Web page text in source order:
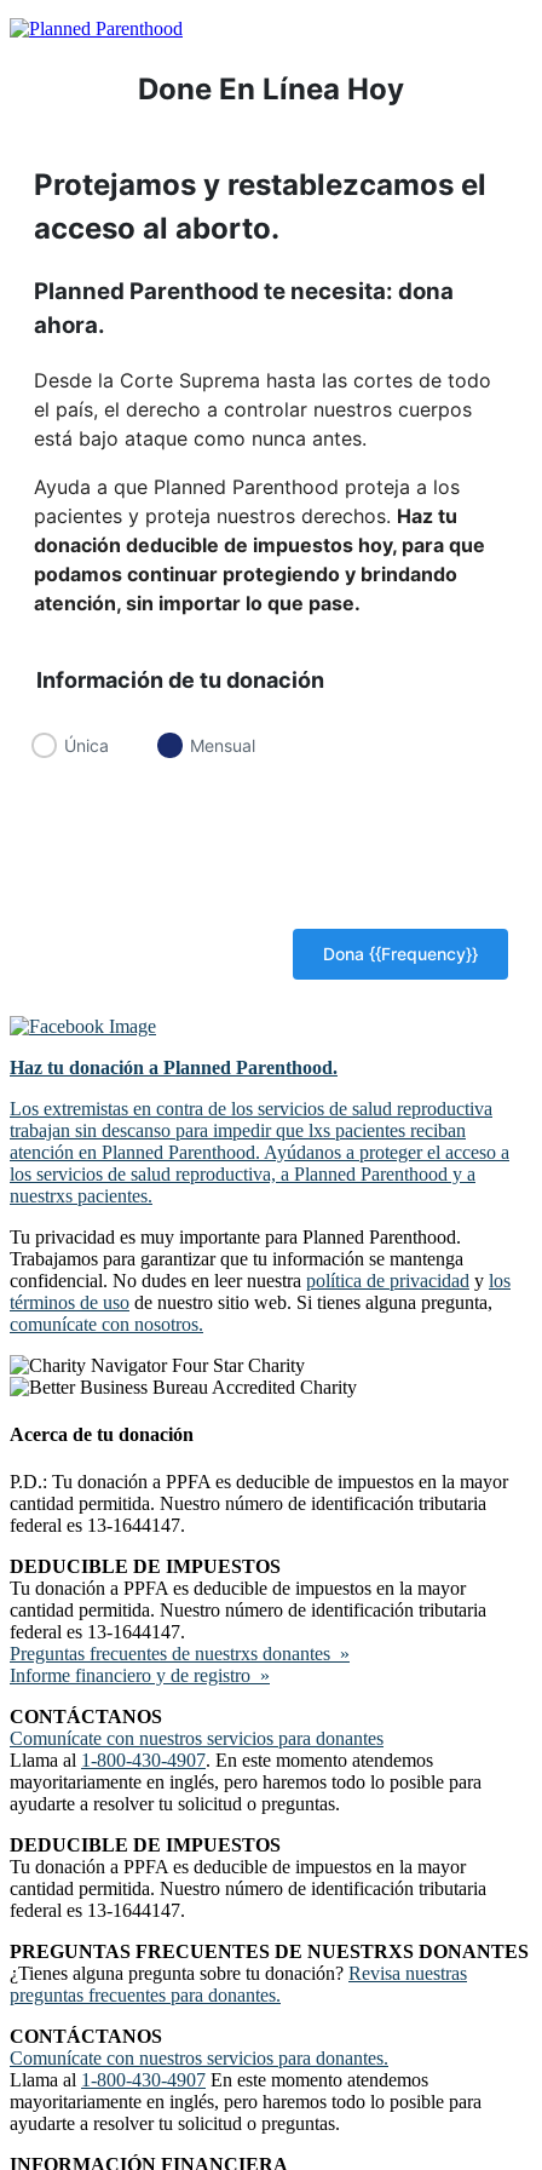
Done En Línea Hoy
Protejamos y restablezcamos el
acceso al aborto.
Planned Parenthood te necesita: dona
ahora.
Desde la Corte Suprema hasta las cortes de todo
el país, el derecho a controlar nuestros cuerpos
está bajo ataque como nunca antes.
Ayuda a que Planned Parenthood proteja a los
pacientes y proteja nuestros derechos. Haz tu
donación deducible de impuestos hoy, para que
podamos continuar protegiendo y brindando
atención, sin importar lo que pase.
Información de tu donación
Única Mensual
Haz tu donación a Planned Parenthood.
Los extremistas en contra de los servicios de salud reproductiva
trabajan sin descanso para impedir que lxs pacientes reciban
atención en Planned Parenthood. Ayúdanos a proteger el acceso a
los servicios de salud reproductiva, a Planned Parenthood y a
nuestrxs pacientes.
Tu privacidad es muy importante para Planned Parenthood.
Trabajamos para garantizar que tu información se mantenga
confidencial. No dudes en leer nuestra política de privacidad y los
términos de uso de nuestro sitio web. Si tienes alguna pregunta,
comunícate con nosotros.
Acerca de tu donación
P.D.: Tu donación a PPFA es deducible de impuestos en la mayor
cantidad permitida. Nuestro número de identificación tributaria
federal es 13-1644147.
DEDUCIBLE DE IMPUESTOS
Tu donación a PPFA es deducible de impuestos en la mayor
cantidad permitida. Nuestro número de identificación tributaria
federal es 13-1644147.
Preguntas frecuentes de nuestrxs donantes »
Informe financiero y de registro »
CONTÁCTANOS
Comunícate con nuestros servicios para donantes
Llama al 1-800-430-4907. En este momento atendemos
mayoritariamente en inglés, pero haremos todo lo posible para
ayudarte a resolver tu solicitud o preguntas.
DEDUCIBLE DE IMPUESTOS
Tu donación a PPFA es deducible de impuestos en la mayor
cantidad permitida. Nuestro número de identificación tributaria
federal es 13-1644147.
PREGUNTAS FRECUENTES DE NUESTRXS DONANTES
¿Tienes alguna pregunta sobre tu donación? Revisa nuestras
preguntas frecuentes para donantes.
CONTÁCTANOS
Comunícate con nuestros servicios para donantes.
Llama al 1-800-430-4907 En este momento atendemos
mayoritariamente en inglés, pero haremos todo lo posible para
ayudarte a resolver tu solicitud o preguntas.
INFORMACIÓN FINANCIERA